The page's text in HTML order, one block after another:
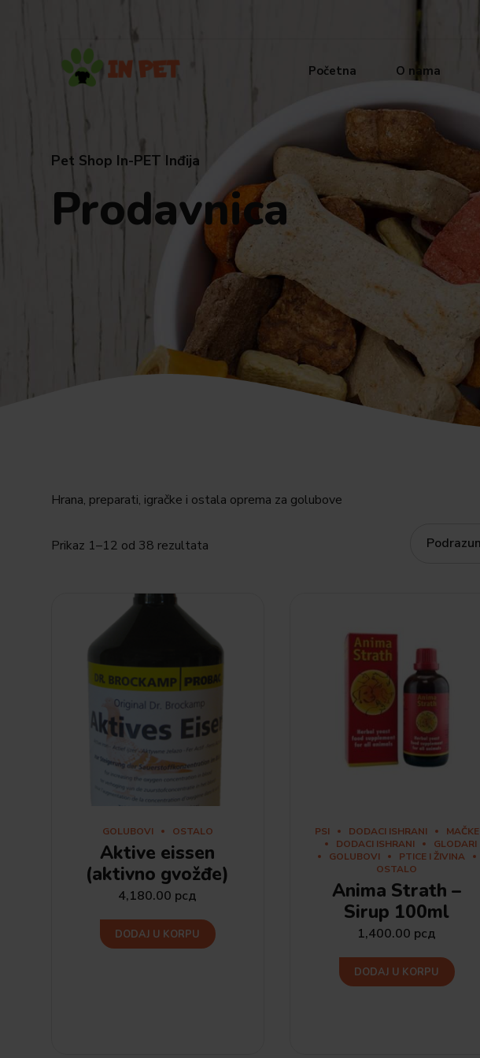
Početna O nama
Pet Shop In-PET Inđija
Prodavnica
Hrana, preparati, igračke i ostala oprema za golubove
Prikaz 1–12 od 38 rezultata
GOLUBOVI OSTALO
Aktive eissen
(aktivno gvožđe)
4,180.00 рсд
DODAJ U KORPU
PSI DODACI ISHRANI
MAČKE
DODACI ISHRANI
GLODARI
GOLUBOVI
PTICE I ŽIVINA
OSTALO
Anima Strath –
Sirup 100ml
1,400.00 рсд
DODAJ U KORPU